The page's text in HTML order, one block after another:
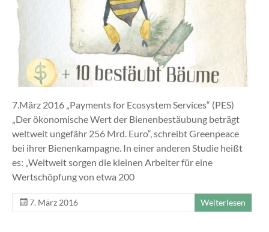
7.März 2016 „Payments for Ecosystem Services“ (PES)
„Der ökonomische Wert der Bienenbestäubung beträgt
weltweit ungefähr 256 Mrd. Euro“, schreibt Greenpeace
bei ihrer Bienenkampagne. In einer anderen Studie heißt
es: „Weltweit sorgen die kleinen Arbeiter für eine
Wertschöpfung von etwa 200
7. März 2016 Weiterlesen